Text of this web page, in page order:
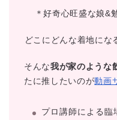
＊好奇心旺盛な娘&
どこにどんな着地にな
そんな我が家のような
たに推したいのが動画
プロ講師による臨